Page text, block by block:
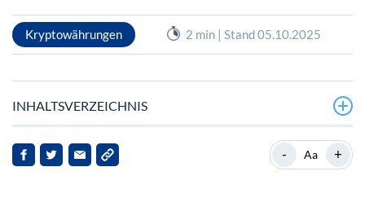
Kryptowährungen 2 min | Stand 05.10.2025
INHALTSVERZEICHNIS
Marktüberblick
- Aa +